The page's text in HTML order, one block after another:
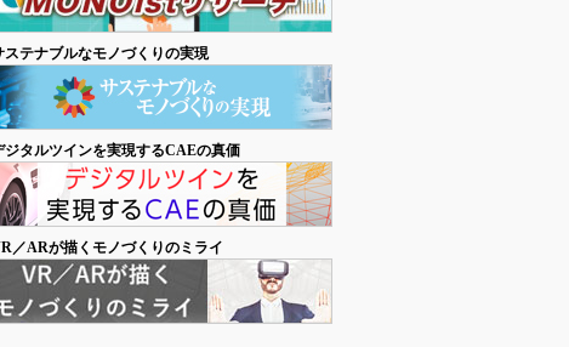
ステナブルなモノづくりの実現
ジタルツインを実現するCAEの真価
／ARが描くモノづくりのミライ